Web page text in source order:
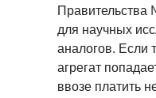
для научных
аналогов. Если
агрегат
ввозе платить